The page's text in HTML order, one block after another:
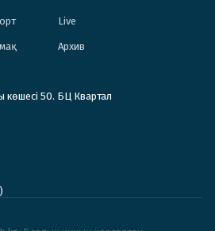
Live
Архив
көшесі 50. БЦ Квартал